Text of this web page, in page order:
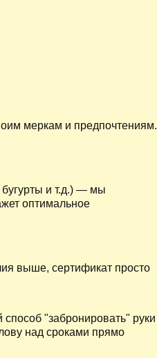
меркам и предпочтениям.
и т.д.) — мы
оптимальное
выше, сертификат просто
"забронировать" руки
над сроками прямо